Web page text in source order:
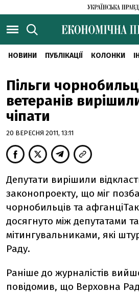
НОВИНИ ПУБЛІКАЦІЇ КОЛОНКИ
Пільги
ветеранів
чіпати
20 ВЕРЕСНЯ 2011, 13:11
Депутати вирішили
законопроекту, що міг
чорнобильців та
досягнуто між депутатами та
мітингувальниками, які
Раду.
Раніше до журналістів
повідомив, що Верховна